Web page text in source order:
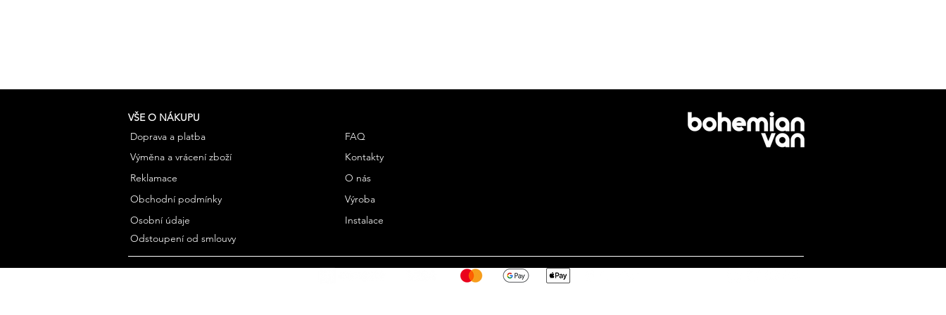
VŠE O NÁKUPU
Doprava a platba
Výměna a vrácení zboží
Reklamace
Obchodní podmínky
Osobní údaje
Odstoupení od smlouvy
FAQ
Kontakty
O nás
Výroba
Instalace